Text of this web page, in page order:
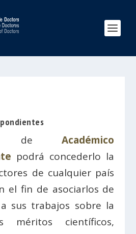
deAcadémico
podrá concederlo la
de cualquier país
el fin de asociarlos de
sus trabajos sobre la
méritos científicos,